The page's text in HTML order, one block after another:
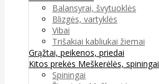
Balansyrai, švytuoklės
Blizgės, vartyklės
Vibai
Trišakiai kabliukai žiemai
Grąžtai, peikenos, priedai
Kitos prekės Meškerėlės, spiningai
Spiningai